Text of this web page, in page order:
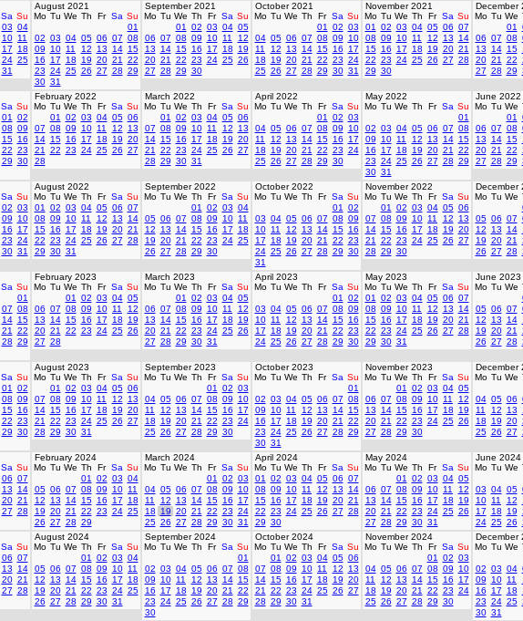
Sa Su
03 04
10 11
17
18
24 25
31
August 2021
Mo Tu We Th Fr Sa Su
01
02 03 04 05 06 07 08
09
10 11 12 13 14 15
16
17 18 19 20 21
22
23 24 25 26 27 28 29
30 31
September 2021
Mo Tu We Th Fr Sa Su
01
02 03 04 05
06 07 08 09 10 11
12
13
14 15 16 17 18
19
20 21 22 23 24 25 26
27 28 29 30
October 2021
Mo Tu We Th Fr Sa Su
01
02 03
04 05 06 07 08 09
10
11
12 13 14 15 16
17
18
19 20 21 22 23 24
25 26 27 28 29 30 31
November 2021
Mo Tu We Th Fr Sa Su
01
02 03 04 05 06 07
08 09 10 11 12 13
14
15 16 17 18 19 20 21
22 23 24 25 26 27 28
29 30
December
Mo Tu We
01
06 07 08
13
14 15
20 21 22
27 28 29
Sa Su
01
02
08 09
15 16
22 23
29 30
February 2022
Mo Tu We Th Fr Sa Su
01
02 03 04 05 06
07 08 09 10 11 12
13
14 15 16 17 18 19 20
21
22 23 24 25 26 27
28
March 2022
Mo Tu We Th Fr Sa Su
01
02 03 04 05 06
07 08 09 10 11 12
13
14 15 16 17 18 19 20
21
22 23 24 25 26 27
28 29 30 31
April 2022
Mo Tu We Th Fr Sa Su
01
02 03
04 05 06 07 08 09
10
11
12 13 14 15 16
17
18
19 20 21 22 23 24
25 26 27 28 29 30
May 2022
Mo Tu We Th Fr Sa Su
01
02 03 04 05 06 07 08
09
10 11 12 13 14 15
16
17 18 19 20 21
22
23 24 25 26 27 28 29
30 31
June 2022
Mo Tu We
01
06 07 08
13
14 15
20 21 22
27 28 29
Sa Su
02 03
09
10
16
17
23 24
30 31
August 2022
Mo Tu We Th Fr Sa Su
01
02 03 04 05 06 07
08 09 10 11 12 13
14
15 16 17 18 19 20 21
22 23 24 25 26 27 28
29 30 31
September 2022
Mo Tu We Th Fr Sa Su
01
02 03 04
05 06 07 08 09 10 11
12
13 14 15 16 17
18
19 20 21 22 23 24 25
26 27 28 29 30
October 2022
Mo Tu We Th Fr Sa Su
01
02
03 04 05 06 07 08 09
10 11 12 13 14 15 16
17
18 19 20 21 22 23
24 25 26 27 28 29 30
31
November 2022
Mo Tu We Th Fr Sa Su
01
02 03 04 05 06
07 08 09 10 11 12
13
14 15 16 17 18 19 20
21
22 23 24 25 26 27
28 29 30
December
Mo Tu We
05 06 07
12
13 14
19 20 21
26 27 28
Sa Su
01
07 08
14 15
21
22
28 29
February 2023
Mo Tu We Th Fr Sa Su
01
02 03 04 05
06 07 08 09 10 11
12
13
14 15 16 17 18
19
20 21 22 23 24 25 26
27 28
March 2023
Mo Tu We Th Fr Sa Su
01
02 03 04 05
06 07 08 09 10 11
12
13
14 15 16 17 18
19
20 21 22 23 24 25 26
27 28 29 30 31
April 2023
Mo Tu We Th Fr Sa Su
01
02
03 04 05 06 07 08 09
10 11 12 13 14 15 16
17
18 19 20 21 22 23
24 25 26 27 28 29 30
May 2023
Mo Tu We Th Fr Sa Su
01
02 03 04 05 06 07
08 09 10 11 12 13
14
15 16 17 18 19 20 21
22 23 24 25 26 27 28
29 30 31
June 2023
Mo Tu We
05 06 07
12
13 14
19 20 21
26 27 28
Sa Su
01
02
08 09
15 16
22 23
29 30
August 2023
Mo Tu We Th Fr Sa Su
01
02 03 04 05 06
07 08 09 10 11 12
13
14 15 16 17 18 19 20
21
22 23 24 25 26 27
28 29 30 31
September 2023
Mo Tu We Th Fr Sa Su
01
02 03
04 05 06 07 08 09
10
11
12 13 14 15 16
17
18
19 20 21 22 23 24
25 26 27 28 29 30
October 2023
Mo Tu We Th Fr Sa Su
01
02 03 04 05 06 07 08
09
10 11 12 13 14 15
16
17 18 19 20 21
22
23 24 25 26 27 28 29
30 31
November 2023
Mo Tu We Th Fr Sa Su
01
02 03 04 05
06 07 08 09 10 11
12
13
14 15 16 17 18
19
20 21 22 23 24 25 26
27 28 29 30
December
Mo Tu We
04 05 06
11
12 13
18
19 20
25 26 27
Sa Su
06 07
13
14
20 21
27 28
February 2024
Mo Tu We Th Fr Sa Su
01
02 03 04
05 06 07 08 09 10 11
12
13 14 15 16 17
18
19 20 21 22 23 24 25
26 27 28 29
March 2024
Mo Tu We Th Fr Sa Su
01
02 03
04 05 06 07 08 09
10
11
12 13 14 15 16
17
18
19 20 21 22 23 24
25 26 27 28 29 30 31
April 2024
Mo Tu We Th Fr Sa Su
01
02 03 04 05 06 07
08 09 10 11 12 13
14
15 16 17 18 19 20 21
22 23 24 25 26 27 28
29 30
May 2024
Mo Tu We Th Fr Sa Su
01
02 03 04 05
06 07 08 09 10 11
12
13
14 15 16 17 18
19
20 21 22 23 24 25 26
27 28 29 30 31
June 2024
Mo Tu We
03 04 05
10 11 12
17
18 19
24 25 26
Sa Su
06 07
13
14
20 21
27 28
August 2024
Mo Tu We Th Fr Sa Su
01
02 03 04
05 06 07 08 09 10 11
12
13 14 15 16 17
18
19 20 21 22 23 24 25
26 27 28 29 30 31
September 2024
Mo Tu We Th Fr Sa Su
01
02 03 04 05 06 07 08
09
10 11 12 13 14 15
16
17 18 19 20 21
22
23 24 25 26 27 28 29
30
October 2024
Mo Tu We Th Fr Sa Su
01
02 03 04 05 06
07 08 09 10 11 12
13
14 15 16 17 18 19 20
21
22 23 24 25 26 27
28 29 30 31
November 2024
Mo Tu We Th Fr Sa Su
01
02 03
04 05 06 07 08 09
10
11
12 13 14 15 16
17
18
19 20 21 22 23 24
25 26 27 28 29 30
December
Mo Tu We
02 03 04
09
10 11
16
17 18
23 24 25
30 31